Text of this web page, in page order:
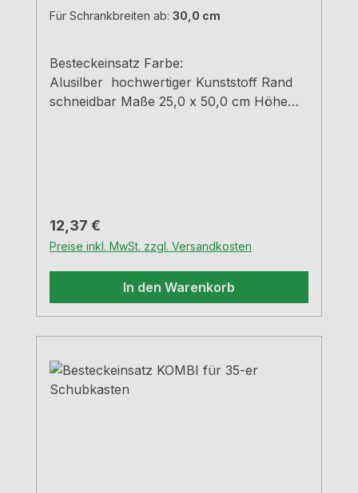
Für Schrankbreiten ab: 30,0 cm
Besteckeinsatz Farbe:
Alusilber hochwertiger Kunststoff Rand
schneidbar Maße 25,0 x 50,0 cm Höhe
Regulärer Preis:
12,37 €
Preise inkl. MwSt. zzgl. Versandkosten
In den Warenkorb